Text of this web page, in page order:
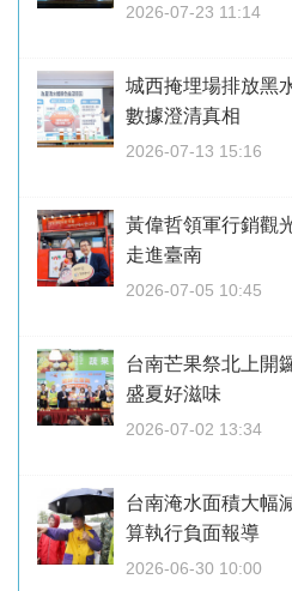
2026-07-23 11:14
城西掩埋場排放黑
數據澄清真相
2026-07-13 15:16
黃偉哲領軍行銷觀
走進臺南
2026-07-05 10:45
台南芒果祭北上
盛夏好滋味
2026-07-02 13:34
台南淹水面積大
算執行負面報導
2026-06-30 10:00